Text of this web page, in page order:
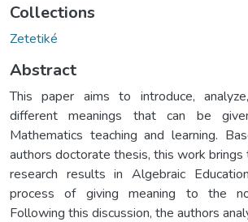
Collections
Zetetiké
Abstract
This paper aims to introduce,
different meanings that can be
Mathematics teaching and learning.
authors doctorate thesis, this work brings
research results in Algebraic
process of giving meaning to the
Following this discussion, the authors